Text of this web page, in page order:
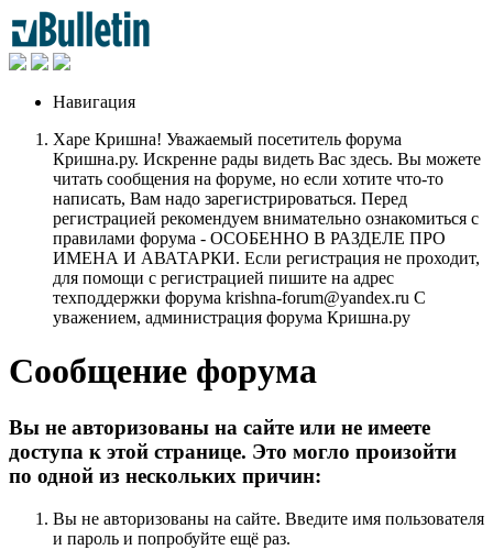
Навигация
Харе Кришна! Уважаемый посетитель форума
Кришна.ру. Искренне рады видеть Вас здесь. Вы можете
читать сообщения на форуме, но если хотите что-то
написать, Вам надо зарегистрироваться. Перед
регистрацией рекомендуем внимательно ознакомиться с
правилами форума - ОСОБЕННО В РАЗДЕЛЕ ПРО
ИМЕНА И АВАТАРКИ. Если регистрация не проходит,
для помощи с регистрацией пишите на адрес
техподдержки форума krishna-forum@yandex.ru С
уважением, администрация форума Кришна.ру
Сообщение форума
Вы не авторизованы на сайте или не имеете
доступа к этой странице. Это могло произойти
по одной из нескольких причин:
Вы не авторизованы на сайте. Введите имя пользователя
и пароль и попробуйте ещё раз.